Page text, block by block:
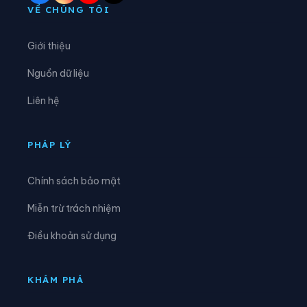
Phường Sơn Tây
Xã Ba Vì
VỀ CHÚNG TÔI
Giới thiệu
Nguồn dữ liệu
Liên hệ
PHÁP LÝ
Chính sách bảo mật
Miễn trừ trách nhiệm
Điều khoản sử dụng
KHÁM PHÁ